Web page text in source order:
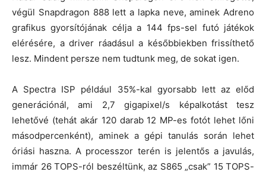
végül Snapdragon 888 lett a lapka neve, aminek Adreno
grafikus gyorsítójának célja a 144 fps-sel futó játékok
elérésére, a driver ráadásul a későbbiekben frissíthető
lesz. Mindent persze nem tudtunk meg, de sokat igen.
A Spectra ISP például 35%-kal gyorsabb lett az előd
generációnál, ami 2,7 gigapixel/s képalkotást tesz
lehetővé (tehát akár 120 darab 12 MP-es fotót lehet lőni
másodpercenként), aminek a gépi tanulás során lehet
óriási haszna. A processzor terén is jelentős a javulás,
immár 26 TOPS-ról beszéltünk, az S865 „csak” 15 TOPS-